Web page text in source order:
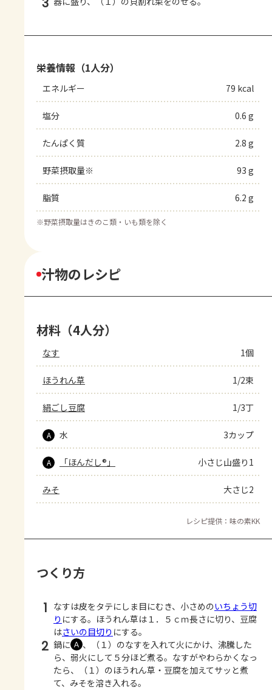
栄養情報（1人分）
エネルギー 79 kcal
塩分 0.6 g
たんぱく質 2.8 g
野菜摂取量※ 93 g
脂質 6.2 g
※野菜摂取量はきのこ類・いも類を除く
汁物のレシピ
材料（4人分）
なす 1個
ほうれん草 1/2束
絹ごし豆腐 1/3丁
A 水 3カップ
A 「ほんだし®」 小さじ山盛り1
みそ 大さじ2
レシピ提供：味の素KK
つくり方
1 なすは皮をタテにしま目にむき、小さめのいちょう切
り にする。ほうれん草は１．５ｃｍ長さに切り、豆腐
はさいの目切り にする。
2 鍋に Ａ 、（１）のなすを入れて火にかけ、沸騰した
ら、弱火にして５分ほど煮る。なすがやわらかくなっ
たら、（１）のほうれん草・豆腐を加えてサッと煮
て、みそを溶き入れる。